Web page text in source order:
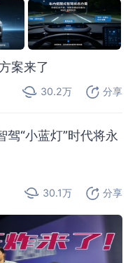
案来了
30.2万 分享
驾“小蓝灯”时代将永
30.1万 分享